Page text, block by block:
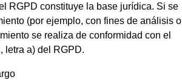
RGPD constituye la base jurídica. Si se
(por ejemplo, con fines de análisis o
se realiza de conformidad con el
letra a) del RGPD.